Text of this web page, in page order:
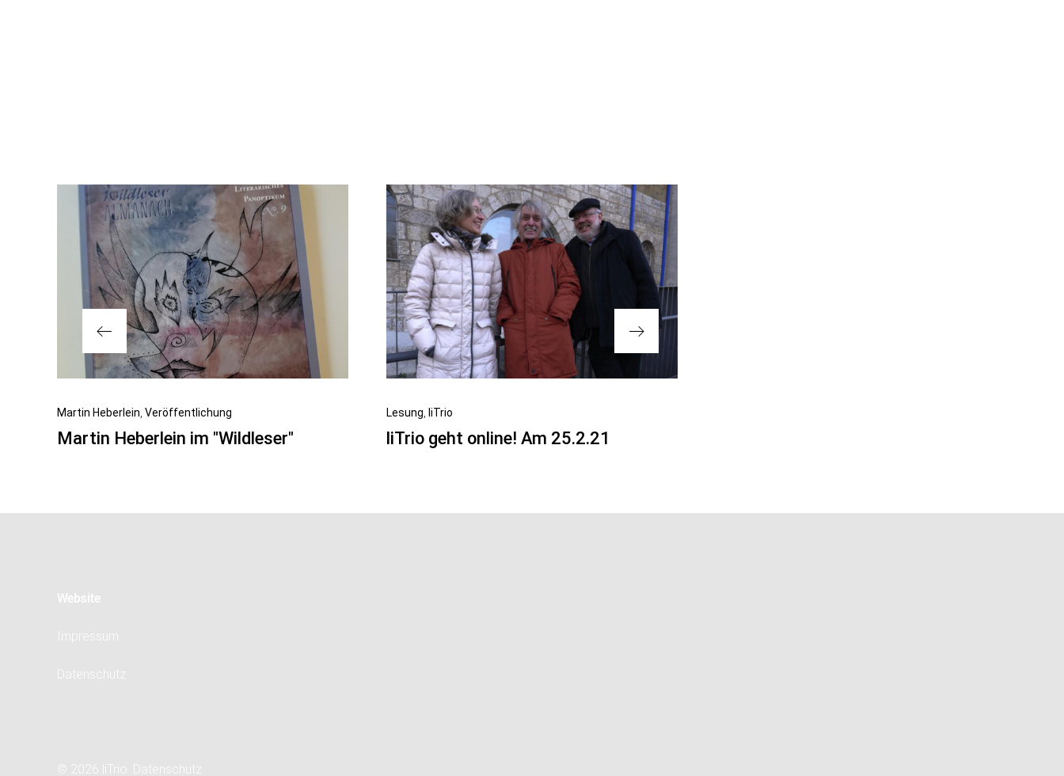
Vorheriger
Beitrag
Martin Heberlein Veröffentlichung
Martin Heberlein im "Wildleser"
Nächster
Beitrag
Lesung liTrio
liTrio geht online! Am 25.2.21
Website
Impressum
Datenschutz
© 2026 liTrio. Datenschutz